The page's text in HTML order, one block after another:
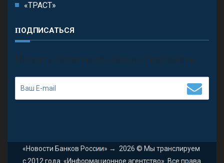
«ТРАСТ»
ПОДПИСАТЬСЯ
П олучить последние обновления и предложения.
«Новости Банков России» → 2026 © Мы транслируем
с 2012 года. «Информационное агентство». Все права